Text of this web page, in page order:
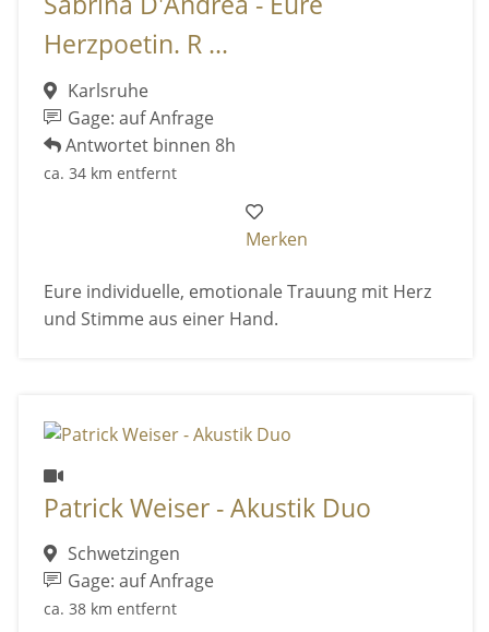
Herzpoetin. R ...
Karlsruhe
Gage: auf Anfrage
Antwortet binnen 8h
ca. 34 km entfernt
Merken
Eure individuelle, emotionale Trauung mit Herz
und Stimme aus einer Hand.
Patrick Weiser - Akustik Duo
Schwetzingen
Gage: auf Anfrage
ca. 38 km entfernt